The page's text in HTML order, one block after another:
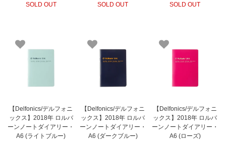
SOLD OUT
SOLD OUT
SOLD OUT
【Delfonics/デルフォニ
ックス】2018年 ロルバ
ーンノートダイアリー・
A6 (ライトブルー)
【Delfonics/デルフォニ
ックス】2018年 ロルバ
ーンノートダイアリー・
A6 (ダークブルー)
【Delfonics/デルフォニ
ックス】2018年 ロルバ
ーンノートダイアリー・
A6 (ローズ)